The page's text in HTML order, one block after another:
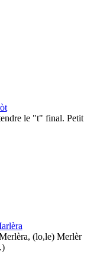
le "t" final. Petit
(lo,le) Merlèr